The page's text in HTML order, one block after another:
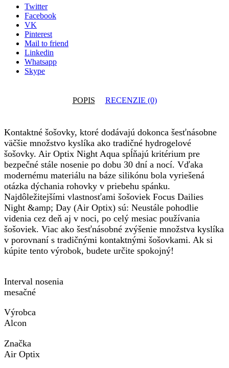
Twitter
Facebook
VK
Pinterest
Mail to friend
Linkedin
Whatsapp
Skype
POPIS RECENZIE (0)
Kontaktné šošovky, ktoré dodávajú dokonca šesťnásobne
väčšie množstvo kyslíka ako tradičné hydrogelové
šošovky. Air Optix Night Aqua spĺňajú kritérium pre
bezpečné stále nosenie po dobu 30 dní a nocí. Vďaka
modernému materiálu na báze silikónu bola vyriešená
otázka dýchania rohovky v priebehu spánku.
Najdôležitejšími vlastnosťami šošoviek Focus Dailies
Night &amp; Day (Air Optix) sú: Neustále pohodlie
videnia cez deň aj v noci, po celý mesiac používania
šošoviek. Viac ako šesťnásobné zvýšenie množstva kyslíka
v porovnaní s tradičnými kontaktnými šošovkami. Ak si
kúpite tento výrobok, budete určite spokojný!
Interval nosenia
mesačné
Výrobca
Alcon
Značka
Air Optix